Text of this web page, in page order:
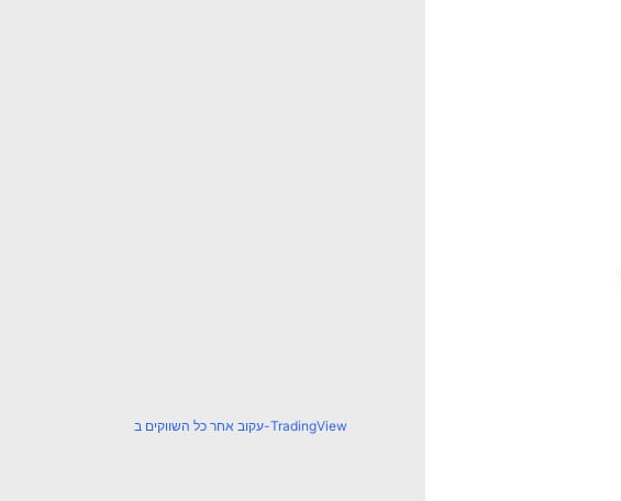
עקוב אחר כל השווקים ב-TradingView